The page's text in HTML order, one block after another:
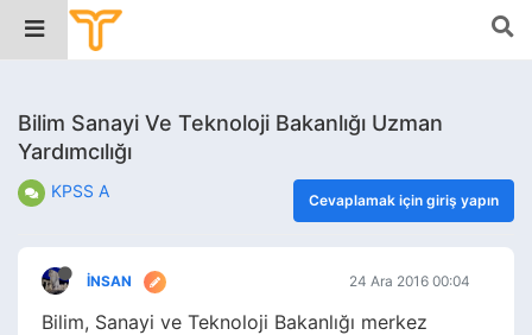
Bilim Sanayi Ve Teknoloji Bakanlığı Uzman
Yardımcılığı
KPSS A Cevaplamak için giriş yapın
İNSAN 24 Ara 2016 00:04
Bilim, Sanayi ve Teknoloji Bakanlığı merkez